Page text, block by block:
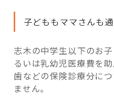
子どももママさんも
志木の中学生以下のお
るいは乳幼児医療費を
歯などの保険診療分に
ません。